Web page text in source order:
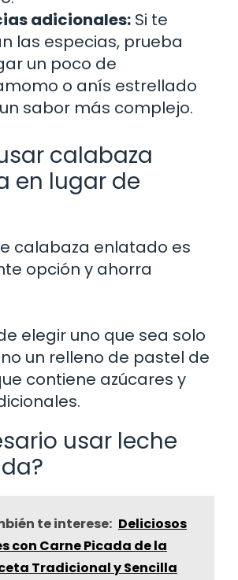
adicionales: Si te
las especias, prueba
un poco de
o anís estrellado
sabor más complejo.
calabaza
en lugar de
calabaza enlatado es
opción y ahorra
elegir uno que sea solo
un relleno de pastel de
contiene azúcares y
usar leche
te interese: Deliciosos
con Carne Picada de la
Tradicional y Sencilla